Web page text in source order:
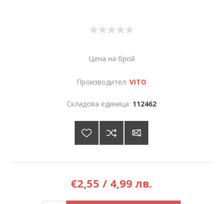
Цена на брой
Производител: VITO
Складова единица: 112462
€2,55 / 4,99 лв.